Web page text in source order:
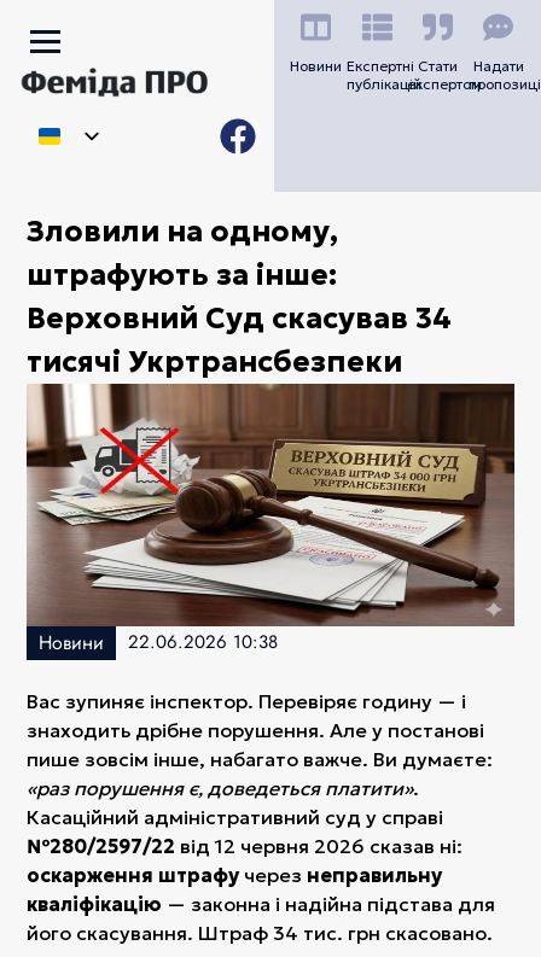
Новини Експертні
публікацій
Стати
експертом
Надати
Зловили на одному,
штрафують за інше:
Верховний Суд скасував 34
тисячі Укртрансбезпеки
Новини 22.06.2026 10:38
Вас зупиняє інспектор. Перевіряє годину — і
знаходить дрібне порушення. Але у постанові
пише зовсім інше, набагато важче. Ви думаєте:
«раз порушення є, доведеться платити».
Касаційний адміністративний суд у справі
№280/2597/22 від 12 червня 2026 сказав ні:
оскарження штрафучерез неправильну
кваліфікацію — законна і надійна підстава для
його скасування. Штраф 34 тис. грн скасовано.